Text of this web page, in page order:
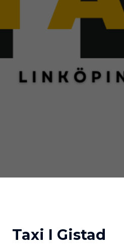
Taxi I Gistad